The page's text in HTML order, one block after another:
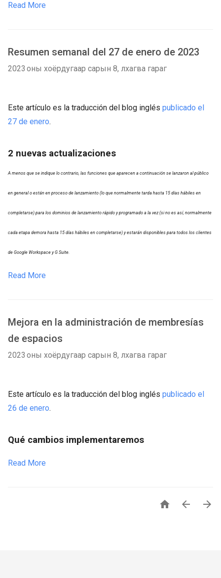
Read More
Resumen semanal del 27 de enero de 2023
2023 оны хоёрдугаар сарын 8, лхагва гараг
Este artículo es la traducción del blog inglés publicado el
27 de enero.
2 nuevas actualizaciones
A menos que se indique lo contrario, las funciones que aparecen a continuación se lanzaron al público
en general o están en proceso de lanzamiento (lo que normalmente tarda hasta 15 días hábiles en
completarse) para los dominios de lanzamiento rápido y programado a la vez (si no es así, normalmente
cada etapa demora hasta 15 días hábiles en completarse) y estarán disponibles para todos los clientes
de Google Workspace y G Suite.
Read More
Mejora en la administración de membresías
de espacios
2023 оны хоёрдугаар сарын 8, лхагва гараг
Este artículo es la traducción del blog inglés publicado el
26 de enero.
Qué cambios implementaremos
Read More
  